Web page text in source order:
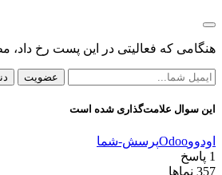
هنگامی که فعالیتی در این پست رخ داد،
عضویت
این سوال علامت‌گذاری شده است
اودووOdooپرسش-شما
1 پاسخ
357 نماها